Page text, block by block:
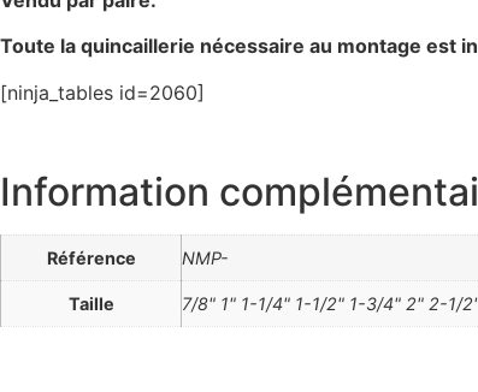
Toute la quincaillerie nécessaire au montage est
[ninja_tables id=2060]
Information
Référence NMP-
Taille 7/8" 1" 1-1/4" 1-1/2" 1-3/4" 2" 2-1/